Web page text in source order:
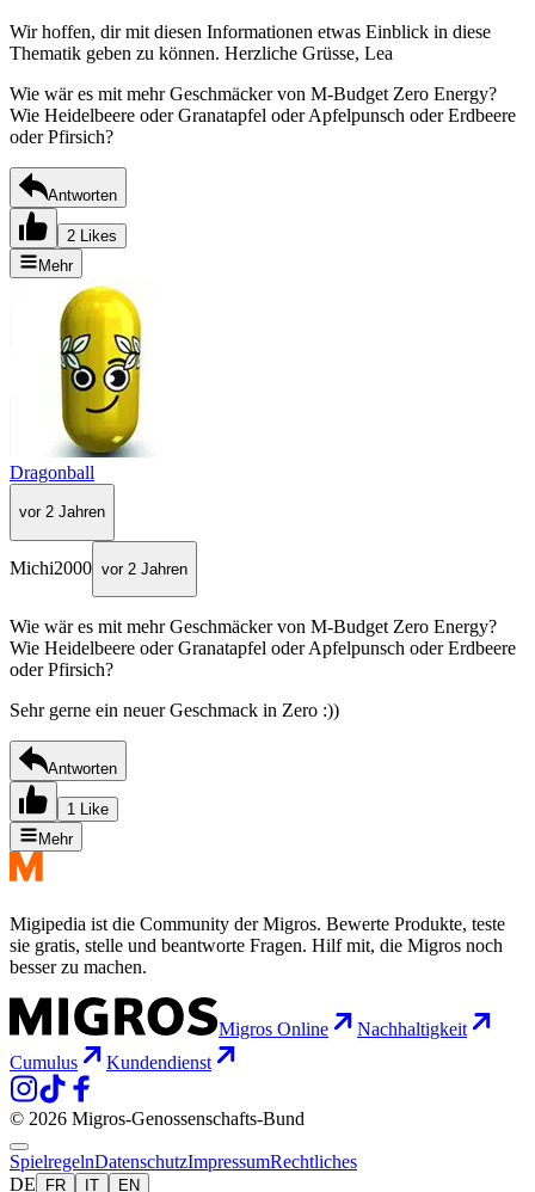
Wir hoffen, dir mit diesen Informationen etwas Einblick in diese
Thematik geben zu können. Herzliche Grüsse, Lea
Wie wär es mit mehr Geschmäcker von M-Budget Zero Energy?
Wie Heidelbeere oder Granatapfel oder Apfelpunsch oder Erdbeere
oder Pfirsich?
Antworten
2 Likes
Mehr
Dragonball
vor 2 Jahren
Michi2000 vor 2 Jahren
Wie wär es mit mehr Geschmäcker von M-Budget Zero Energy?
Wie Heidelbeere oder Granatapfel oder Apfelpunsch oder Erdbeere
oder Pfirsich?
Sehr gerne ein neuer Geschmack in Zero :))
Antworten
1 Like
Mehr
Migipedia ist die Community der Migros. Bewerte Produkte, teste
sie gratis, stelle und beantworte Fragen. Hilf mit, die Migros noch
besser zu machen.
Migros Online
Nachhaltigkeit
Cumulus
Kundendienst
© 2026 Migros-Genossenschafts-Bund
SpielregelnDatenschutzImpressumRechtliches
DE
FR IT EN